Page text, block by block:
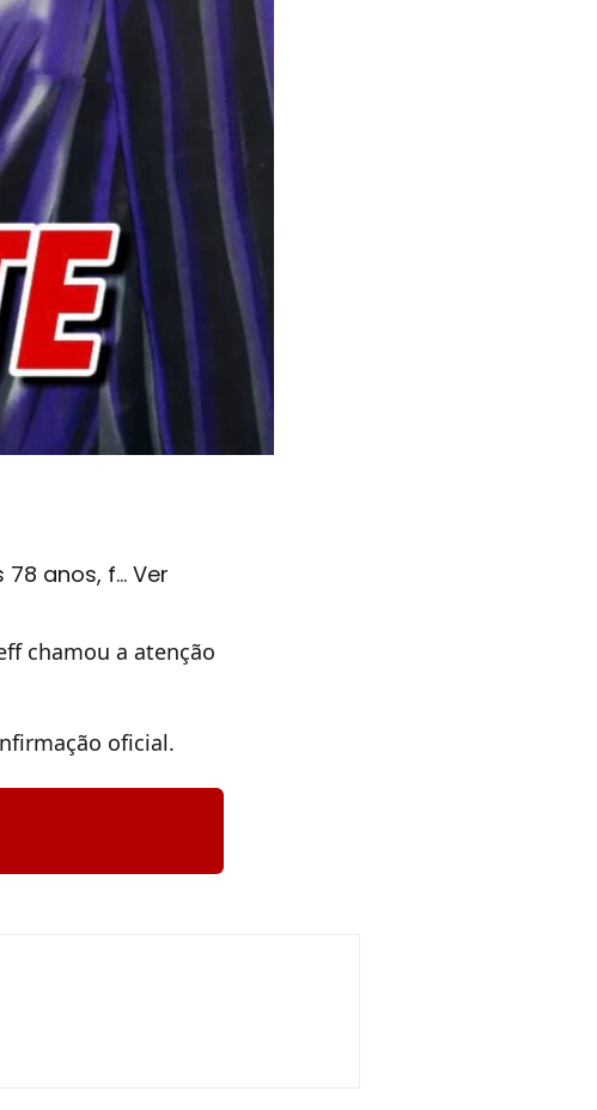
78 anos, f… Ver
chamou a atenção
oficial.